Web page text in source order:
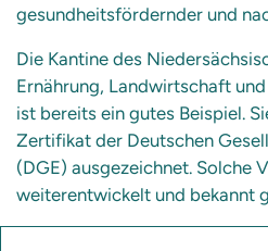
gesundheitsfördernder und
Die Kantine des
Ernährung, Landwirtschaft
ist bereits ein gutes Beispiel.
Zertifikat der Deutschen
(DGE) ausgezeichnet. Solche
weiterentwickelt und bekannt